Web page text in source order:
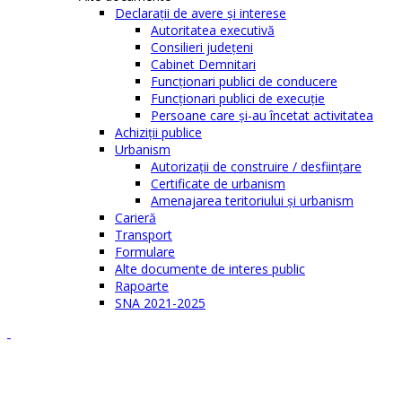
Declaraţii de avere şi interese
Autoritatea executivă
Consilieri judeţeni
Cabinet Demnitari
Funcţionari publici de conducere
Funcționari publici de execuție
Persoane care şi-au încetat activitatea
Achiziţii publice
Urbanism
Autorizații de construire / desființare
Certificate de urbanism
Amenajarea teritoriului şi urbanism
Carieră
Transport
Formulare
Alte documente de interes public
Rapoarte
SNA 2021-2025